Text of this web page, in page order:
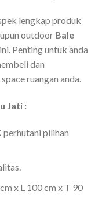
lengkap produk
outdoor Bale
Penting untuk anda
dan
ruangan anda.
Jati :
pilihan
x L 100 cm x T 90